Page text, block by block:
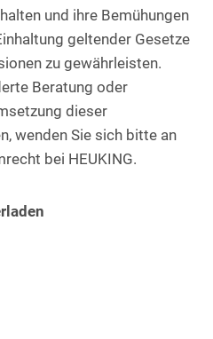
und ihre Bemühungen
geltender Gesetze
zu gewährleisten.
Beratung oder
dieser
wenden Sie sich bitte an
bei HEUKING.